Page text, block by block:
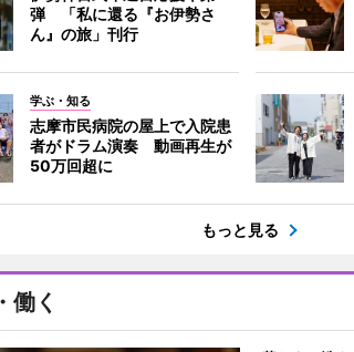
弾 「私に還る『お伊勢さ
ん』の旅」刊行
学ぶ・知る
志摩市民病院の屋上で入院患
者がドラム演奏 動画再生が
50万回超に
もっと見る
働く